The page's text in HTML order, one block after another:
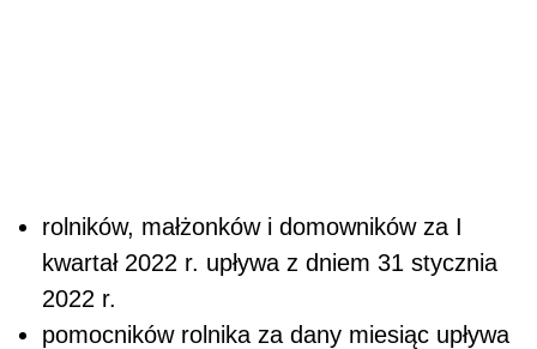
rolników, małżonków i domowników za I
kwartał 2022 r. upływa z dniem 31 stycznia
2022 r.
pomocników rolnika za dany miesiąc upływa